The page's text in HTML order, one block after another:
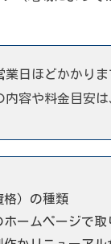
業日ほどかかりま
容や料金目安は
格）の種類
ホームページで取